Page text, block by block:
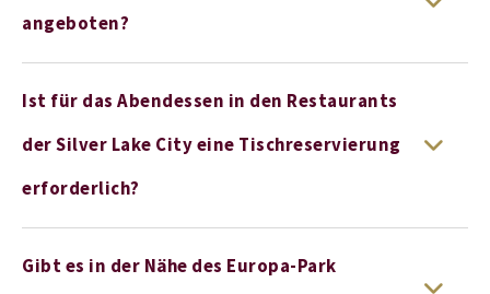
angeboten?
Ist für das Abendessen in den Restaurants
der Silver Lake City eine Tischreservierung
erforderlich?
Gibt es in der Nähe des Europa-Park